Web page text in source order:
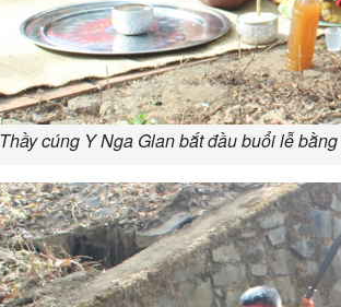
Thầy cúng Y Nga Glan bắt đầu buổi lễ